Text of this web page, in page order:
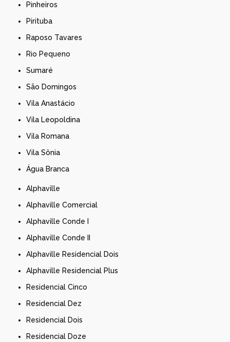
Pinheiros
Pirituba
Raposo Tavares
Rio Pequeno
Sumaré
São Domingos
Vila Anastácio
Vila Leopoldina
Vila Romana
Vila Sônia
Água Branca
Alphaville
Alphaville Comercial
Alphaville Conde I
Alphaville Conde II
Alphaville Residencial Dois
Alphaville Residencial Plus
Residencial Cinco
Residencial Dez
Residencial Dois
Residencial Doze